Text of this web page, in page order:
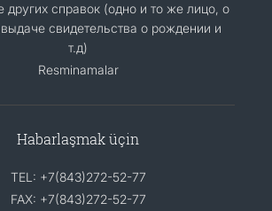
справок (одно и то же лицо, о
свидетельства о рождении и
т.д)
Resminamalar
Habarlaşmak üçin
TEL: +7(843)272-52-77
FAX: +7(843)272-52-77